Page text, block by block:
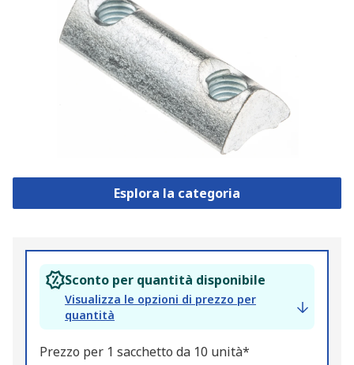
Esplora la categoria
Sconto per quantità disponibile
Visualizza le opzioni di prezzo per
quantità
Prezzo per 1 sacchetto da 10 unità*